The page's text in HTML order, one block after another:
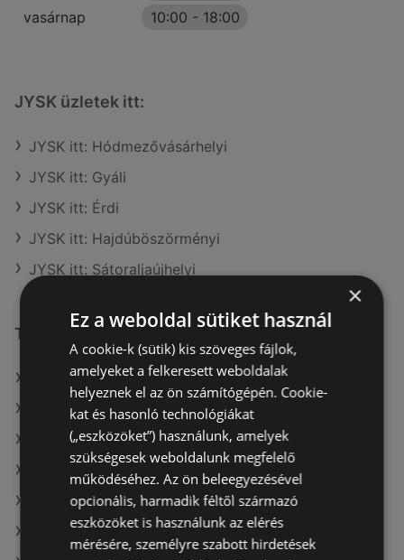
vasárnap
10:00 - 18:00
JYSK üzletek itt:
JYSK itt: Hódmezővásárhelyi
JYSK itt: Gyáli
JYSK itt: Érdi
JYSK itt: Hajdúböszörményi
JYSK itt: Sátoraljaújhelyi
További linkek
A(z) JYSK ajánlatai
A(z) OBI Hungary Retail kft ajánlatai
A(z) Praktiker ajánlatai
A(z) OBI Hungary Retail kft aktuális akciós újságjai
A(z) Vil-For aktuális akciós újságjai
A(z) Praktiker aktuális akciós újságjai
×
Ez a weboldal sütiket használ
A cookie-k (sütik) kis szöveges fájlok,
amelyeket a felkeresett weboldalak
helyeznek el az ön számítógépén. Cookie-
kat és hasonló technológiákat
(„eszközöket”) használunk, amelyek
szükségesek weboldalunk megfelelő
működéséhez. Az ön beleegyezésével
opcionális, harmadik féltől származó
eszközöket is használunk az elérés
mérésére, személyre szabott hirdetések